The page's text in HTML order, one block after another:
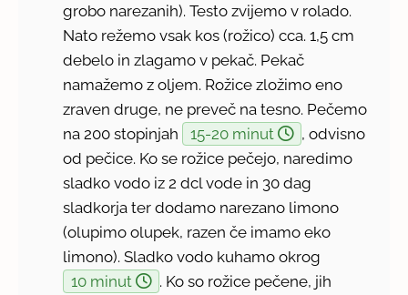
grobo narezanih). Testo zvijemo v rolado.
Nato režemo vsak kos (rožico) cca. 1,5 cm
debelo in zlagamo v pekač. Pekač
namažemo z oljem. Rožice zložimo eno
zraven druge, ne preveč na tesno. Pečemo
na 200 stopinjah
15-20 minut
, odvisno
od pečice. Ko se rožice pečejo, naredimo
sladko vodo iz 2 dcl vode in 30 dag
sladkorja ter dodamo narezano limono
(olupimo olupek, razen če imamo eko
limono). Sladko vodo kuhamo okrog
10 minut
. Ko so rožice pečene, jih